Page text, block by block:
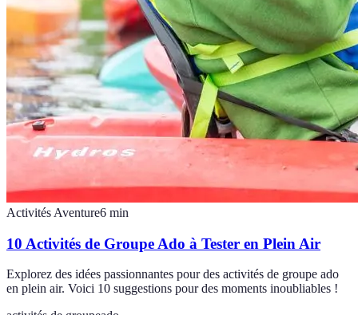
Activités Aventure6 min
10 Activités de Groupe Ado à Tester en Plein Air
Explorez des idées passionnantes pour des activités de groupe ado
en plein air. Voici 10 suggestions pour des moments inoubliables !